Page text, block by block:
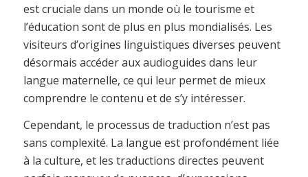
est cruciale dans un monde où le tourisme et
l’éducation sont de plus en plus mondialisés. Les
visiteurs d’origines linguistiques diverses peuvent
désormais accéder aux audioguides dans leur
langue maternelle, ce qui leur permet de mieux
comprendre le contenu et de s’y intéresser.
Cependant, le processus de traduction n’est pas
sans complexité. La langue est profondément liée
à la culture, et les traductions directes peuvent